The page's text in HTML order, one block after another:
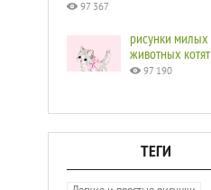
97 367
рисунки милых
животных котят
97 190
ТЕГИ